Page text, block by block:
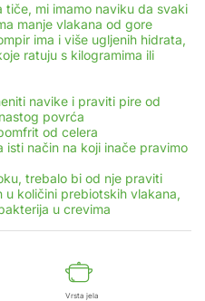
mi imamo naviku da svaki
manje vlakana od gore
ima i više ugljenih hidrata,
ratuju s kilogramima ili
navike i praviti pire od
povrća
od celera
isti način na koji inače pravimo
trebalo bi od nje praviti
u količini prebiotskih vlakana,
u crevima
Vrsta jela